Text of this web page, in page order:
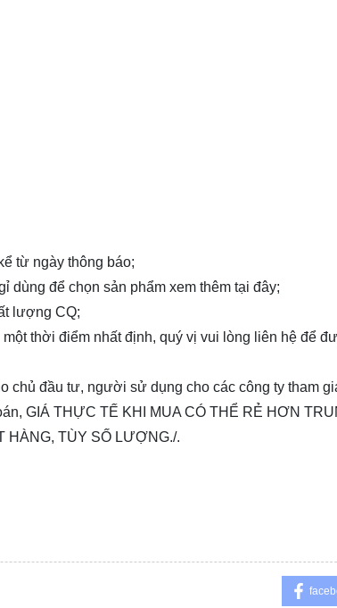
từ ngày thông báo;
dùng để chọn sản phẩm xem thêm tại đây;
lượng CQ;
thời điểm nhất định, quý vị vui lòng liên hệ để
chủ đầu tư, người sử dụng cho các công ty tham
GIÁ THỰC TẾ KHI MUA CÓ THỂ RẺ HƠN
HÀNG, TÙY SỐ LƯỢNG./.